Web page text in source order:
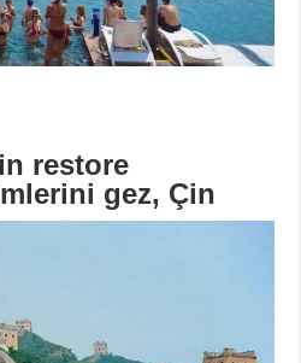
restore
gez, Çin